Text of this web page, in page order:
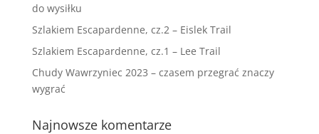
do wysiłku
Szlakiem Escapardenne, cz.2 – Eislek Trail
Szlakiem Escapardenne, cz.1 – Lee Trail
Chudy Wawrzyniec 2023 – czasem przegrać znaczy
wygrać
Najnowsze komentarze